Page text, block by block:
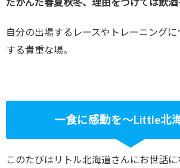
自分の出場するレースやトレーニング
する貴重な場。
一食に感動を～Little北
このたびはリトル北海道さんにお世話